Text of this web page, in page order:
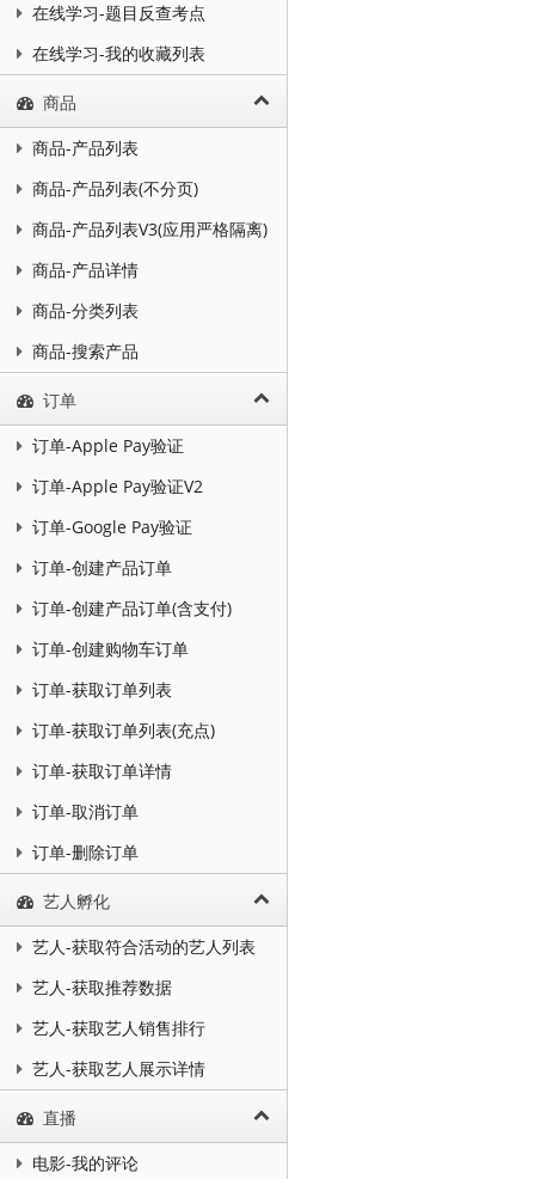
在线学习-题目反查考点
在线学习-我的收藏列表
商品
商品-产品列表
商品-产品列表(不分页)
商品-产品列表V3(应用严格隔离)
商品-产品详情
商品-分类列表
商品-搜索产品
订单
订单-Apple Pay验证
订单-Apple Pay验证V2
订单-Google Pay验证
订单-创建产品订单
订单-创建产品订单(含支付)
订单-创建购物车订单
订单-获取订单列表
订单-获取订单列表(充点)
订单-获取订单详情
订单-取消订单
订单-删除订单
艺人孵化
艺人-获取符合活动的艺人列表
艺人-获取推荐数据
艺人-获取艺人销售排行
艺人-获取艺人展示详情
直播
电影-我的评论